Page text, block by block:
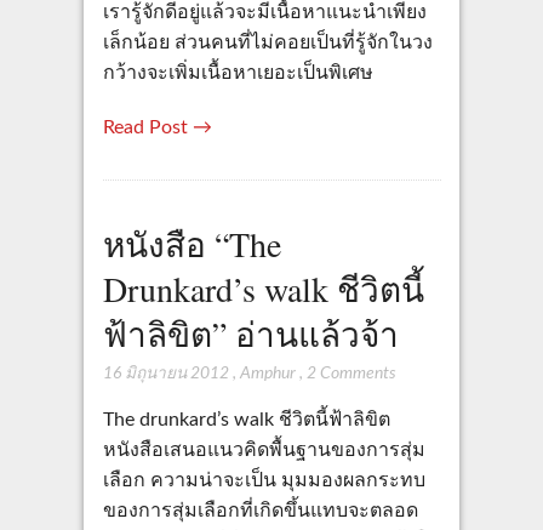
เรารู้จักดีอยู่แล้วจะมีเนื้อหาแนะนำเพียง
เล็กน้อย ส่วนคนที่ไม่คอยเป็นที่รู้จักในวง
กว้างจะเพิ่มเนื้อหาเยอะเป็นพิเศษ
Read Post →
หนังสือ “The
Drunkard’s walk ชีวิตนี้
ฟ้าลิขิต” อ่านแล้วจ้า
16 มิถุนายน 2012 , Amphur, 2 Comments
The drunkard’s walk ชีวิตนี้ฟ้าลิขิต
หนังสือเสนอแนวคิดพื้นฐานของการสุ่ม
เลือก ความน่าจะเป็น มุมมองผลกระทบ
ของการสุ่มเลือกที่เกิดขึ้นแทบจะตลอด